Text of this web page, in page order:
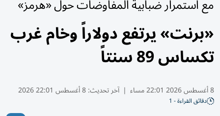
مع استمرار ضبابية المفاوضات حول «هرمز»
«برنت» يرتفع دولاراً وخام ​غرب
تكساس 89 سنتاً
8 أغسطس 2026 22:01 مساء | آخر تحديث:8 أغسطس 22:01 2026
دقائق القراءة - 1